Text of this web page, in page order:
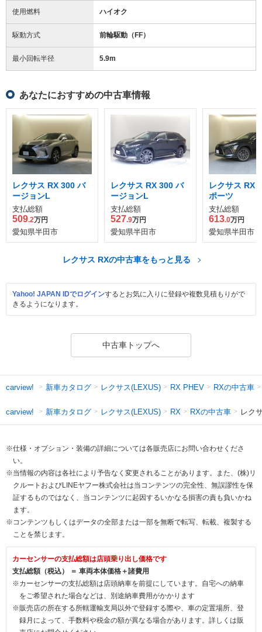
使用燃料 ハイオク
駆動方式 前輪駆動（FF）
最小回転半径 5.9m
あなたにおすすめの中古車情報
レクサス RX 300 バ
ージョンL
支払総額
509.2万円
愛知県半田市
レクサス RX 300 バ
ージョンL
支払総額
527.9万円
愛知県半田市
レクサス RX
ポーツ
支払総額
613.0万円
愛知県半田市
レクサス RXの中古車をもっと見る
Yahoo! JAPAN IDでログインするとお気に入りに登録や複数見積もりがで
きるようになります。
中古車トップへ
carview! 新車カタログ レクサス(LEXUS) RX PHEV RXの中古車
carview! 新車カタログ レクサス(LEXUS) RX RXの中古車 レク
※仕様・オプション・装備の詳細については各販売店にお問い合わせくださ
い。
※当情報の内容は各社により予告なく変更されることがあります。また、(株)リ
クルートおよびLINEヤフー株式会社は当コンテンツの完全性、無誤謬性を保
証するものではなく、当コンテンツに起因するいかなる損害の責も負いかね
ます。
※コンテンツもしくはデータの全部または一部を無断で転写、転載、複製する
ことを禁じます。
カーセンサーの支払総額は店頭乗り出し価格です
支払総額（税込） ＝ 車両本体価格＋諸費用
※カーセンサーの支払総額は店頭納車を前提にしています。自宅への納車
をご希望された場合などは、別途納車費用がかかります
※販売店の所在する所轄運輸支局以外で登録する際や、車の定置場所、登
録月によって、手数料や税金の額が異なる場合があります。詳しくは販